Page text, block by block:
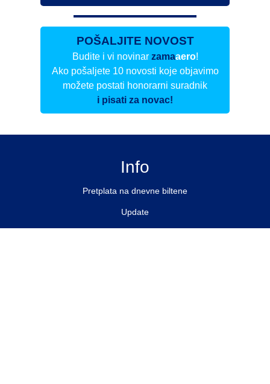
POŠALJITE NOVOST
Budite i vi novinar zamaaero!
Ako pošaljete 10 novosti koje objavimo
možete postati honorarni suradnik
i pisati za novac!
Info
Pretplata na dnevne biltene
Update